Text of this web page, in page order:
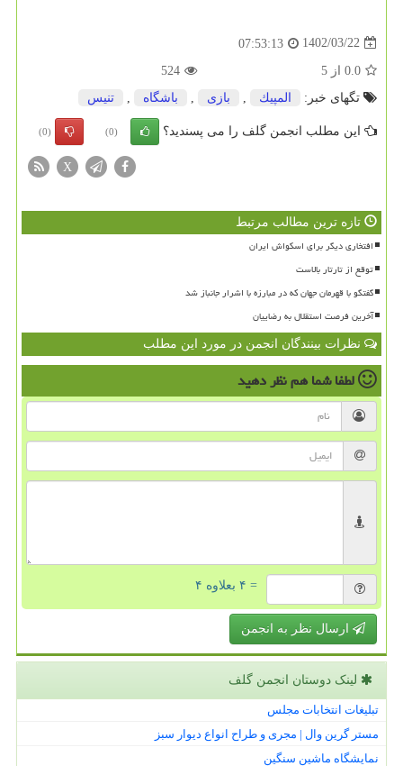
1402/03/22
07:53:13
0.0 از 5
524
تگهای خبر:
المپیك بازی باشگاه تنیس
این مطلب انجمن گلف را می پسندید؟ (0)
(0)
X
تازه ترین مطالب مرتبط
افتخاری دیگر برای اسکواش ایران
توقع از تارتار بالاست
گفتگو با قهرمان جهان که در مبارزه با اشرار جانباز شد
آخرین فرصت استقلال به رضاییان
نظرات بینندگان انجمن در مورد این مطلب
لطفا شما همنظر دهید
= ۴ بعلاوه ۴
ارسال نظر به انجمن
لینک دوستان انجمن گلف
تبلیغات انتخابات مجلس
مستر گرین وال | مجری و طراح انواع دیوار سبز
نمایشگاه ماشین سنگین